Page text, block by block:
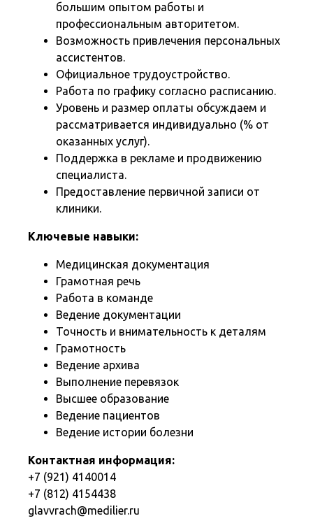
большим опытом работы и
профессиональным авторитетом.
Возможность привлечения персональных
ассистентов.
Официальное трудоустройство.
Работа по графику согласно расписанию.
Уровень и размер оплаты обсуждаем и
рассматривается индивидуально (% от
оказанных услуг).
Поддержка в рекламе и продвижению
специалиста.
Предоставление первичной записи от
клиники.
Ключевые навыки:
Медицинская документация
Грамотная речь
Работа в команде
Ведение документации
Точность и внимательность к деталям
Грамотность
Ведение архива
Выполнение перевязок
Высшее образование
Ведение пациентов
Ведение истории болезни
Контактная информация:
+7 (921) 4140014
+7 (812) 4154438
glavvrach@medilier.ru